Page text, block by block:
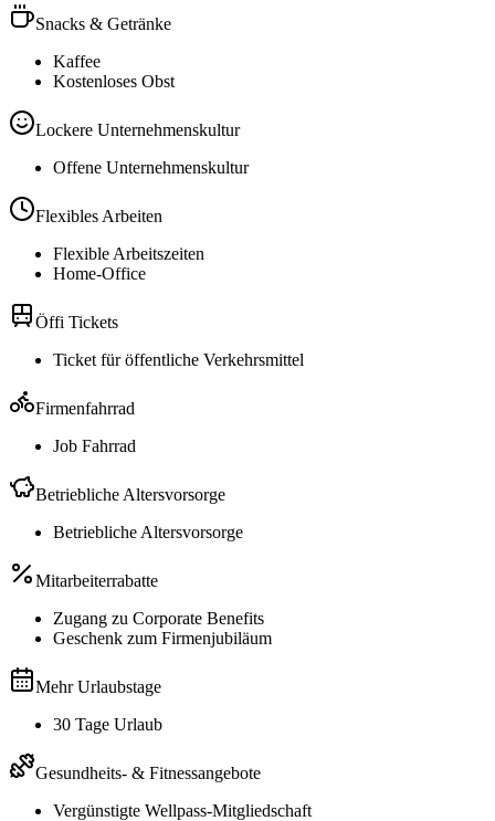
Snacks & Getränke
Kaffee
Kostenloses Obst
Lockere Unternehmenskultur
Offene Unternehmenskultur
Flexibles Arbeiten
Flexible Arbeitszeiten
Home-Office
Öffi Tickets
Ticket für öffentliche Verkehrsmittel
Firmenfahrrad
Job Fahrrad
Betriebliche Altersvorsorge
Betriebliche Altersvorsorge
Mitarbeiterrabatte
Zugang zu Corporate Benefits
Geschenk zum Firmenjubiläum
Mehr Urlaubstage
30 Tage Urlaub
Gesundheits- & Fitnessangebote
Vergünstigte Wellpass-Mitgliedschaft